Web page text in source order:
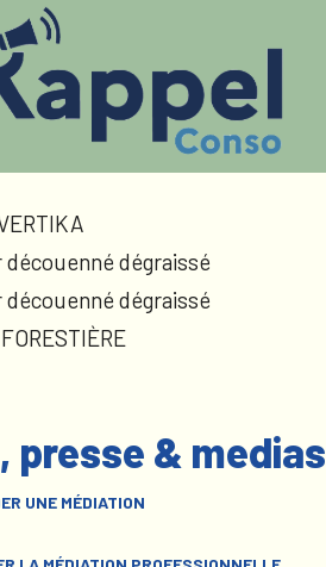
dégraissé
dégraissé
presse & medias
UNE MÉDIATION